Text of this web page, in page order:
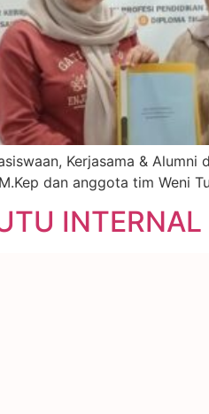
Kerjasama &
dan anggota tim Weni